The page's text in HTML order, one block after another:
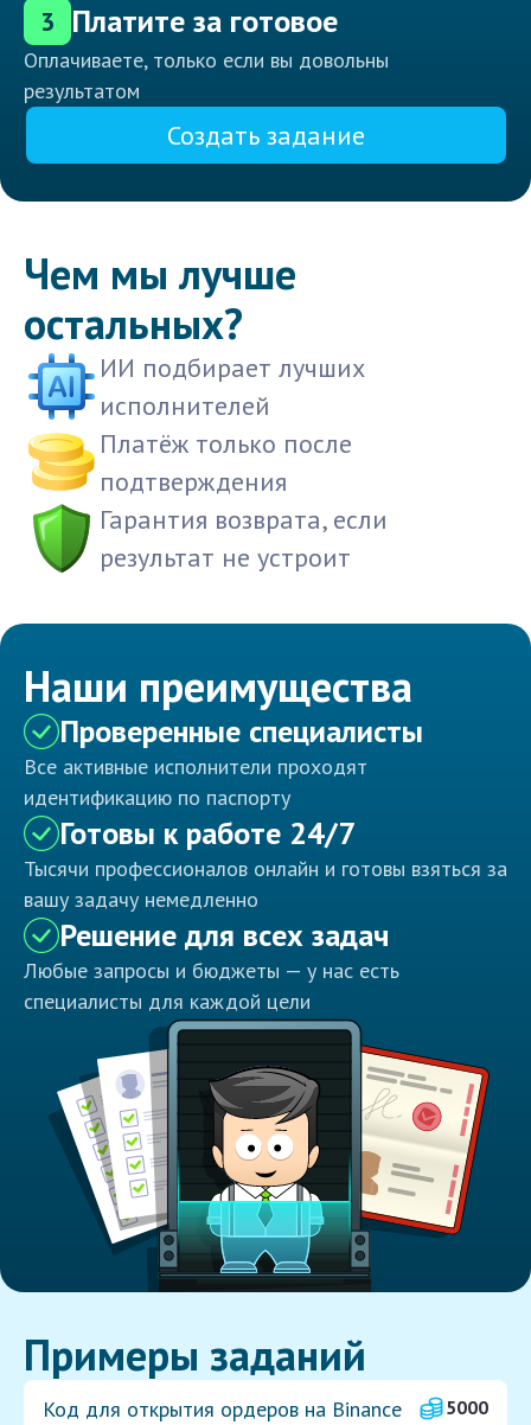
3 Платите за готовое
Оплачиваете, только если вы довольны
результатом
Создать задание
Чем мы лучше
остальных?
ИИ подбирает лучших
исполнителей
Платёж только после
подтверждения
Гарантия возврата, если
результат не устроит
Наши преимущества
Проверенные специалисты
Все активные исполнители проходят
идентификацию по паспорту
Готовы к работе 24/7
Тысячи профессионалов онлайн и готовы взяться за
вашу задачу немедленно
Решение для всех задач
Любые запросы и бюджеты — у нас есть
специалисты для каждой цели
Примеры заданий
Код для открытия ордеров на Binance
5000